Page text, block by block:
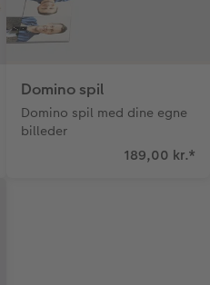
Domino spil
Domino spil med dine egne
billeder
189,00 kr.*